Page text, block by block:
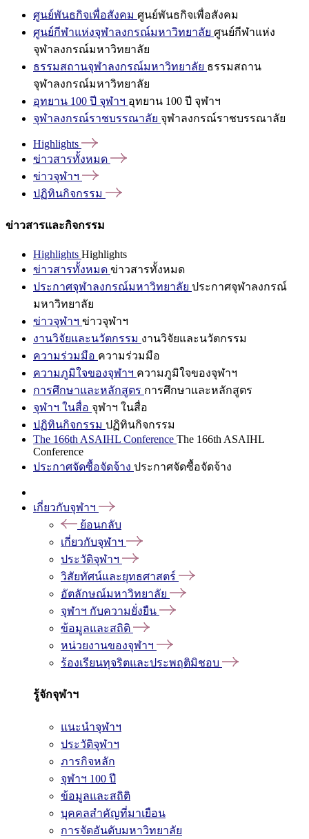
ศูนย์พันธกิจเพื่อสังคม ศูนย์พันธกิจเพื่อสังคม
ศูนย์กีฬาแห่งจุฬาลงกรณ์มหาวิทยาลัย ศูนย์กีฬาแห่ง
จุฬาลงกรณ์มหาวิทยาลัย
ธรรมสถานจุฬาลงกรณ์มหาวิทยาลัย ธรรมสถาน
จุฬาลงกรณ์มหาวิทยาลัย
อุทยาน 100 ปี จุฬาฯ อุทยาน 100 ปี จุฬาฯ
จุฬาลงกรณ์ราชบรรณาลัย จุฬาลงกรณ์ราชบรรณาลัย
Highlights
ข่าวสารทั้งหมด
ข่าวจุฬาฯ
ปฏิทินกิจกรรม
ข่าวสารและกิจกรรม
Highlights Highlights
ข่าวสารทั้งหมด ข่าวสารทั้งหมด
ประกาศจุฬาลงกรณ์มหาวิทยาลัย ประกาศจุฬาลงกรณ์
มหาวิทยาลัย
ข่าวจุฬาฯ ข่าวจุฬาฯ
งานวิจัยและนวัตกรรม งานวิจัยและนวัตกรรม
ความร่วมมือ ความร่วมมือ
ความภูมิใจของจุฬาฯ ความภูมิใจของจุฬาฯ
การศึกษาและหลักสูตร การศึกษาและหลักสูตร
จุฬาฯ ในสื่อ จุฬาฯ ในสื่อ
ปฏิทินกิจกรรม ปฏิทินกิจกรรม
The 166th ASAIHL Conference The 166th ASAIHL
Conference
ประกาศจัดซื้อจัดจ้าง ประกาศจัดซื้อจัดจ้าง
เกี่ยวกับจุฬาฯ
ย้อนกลับ
เกี่ยวกับจุฬาฯ
ประวัติจุฬาฯ
วิสัยทัศน์และยุทธศาสตร์
อัตลักษณ์มหาวิทยาลัย
จุฬาฯ กับความยั่งยืน
ข้อมูลและสถิติ
หน่วยงานของจุฬาฯ
ร้องเรียนทุจริตและประพฤติมิชอบ
รู้จักจุฬาฯ
แนะนำจุฬาฯ
ประวัติจุฬาฯ
ภารกิจหลัก
จุฬาฯ 100 ปี
ข้อมูลและสถิติ
บุคคลสำคัญที่มาเยือน
การจัดอันดับมหาวิทยาลัย